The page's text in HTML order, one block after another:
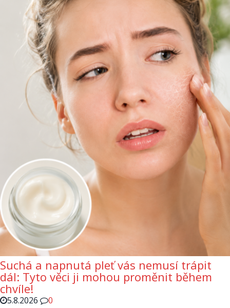
Suchá a napnutá pleť vás nemusí trápit
dál: Tyto věci ji mohou proměnit během
chvíle!
5.8.2026
0